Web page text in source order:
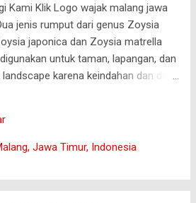
Gajah Mini Jenis rumput favorit
tahan injak, mudah dirawat, dan cepat
Cocok untuk taman keluarga yang
bermain. Rumput Peking
ini memiliki tekstur yang tebal dan
Kami Klik Logo wajak malang jawa
jenis rumput dari genus Zoysia
japonica dan Zoysia matrella
untuk taman, lapangan, dan
karena keindahan dan daya
keputusan pemilihan rumput
1. Asal dan Nama Lain Zoysia
lawngrass Asal: Jepang, Korea, dan
di wilayah beriklim sedang
Jawa Timur, Indonesia